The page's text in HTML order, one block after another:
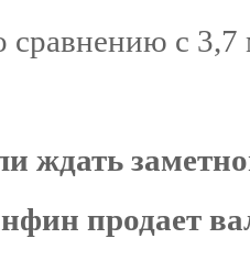
сравнению с
ждать
продает